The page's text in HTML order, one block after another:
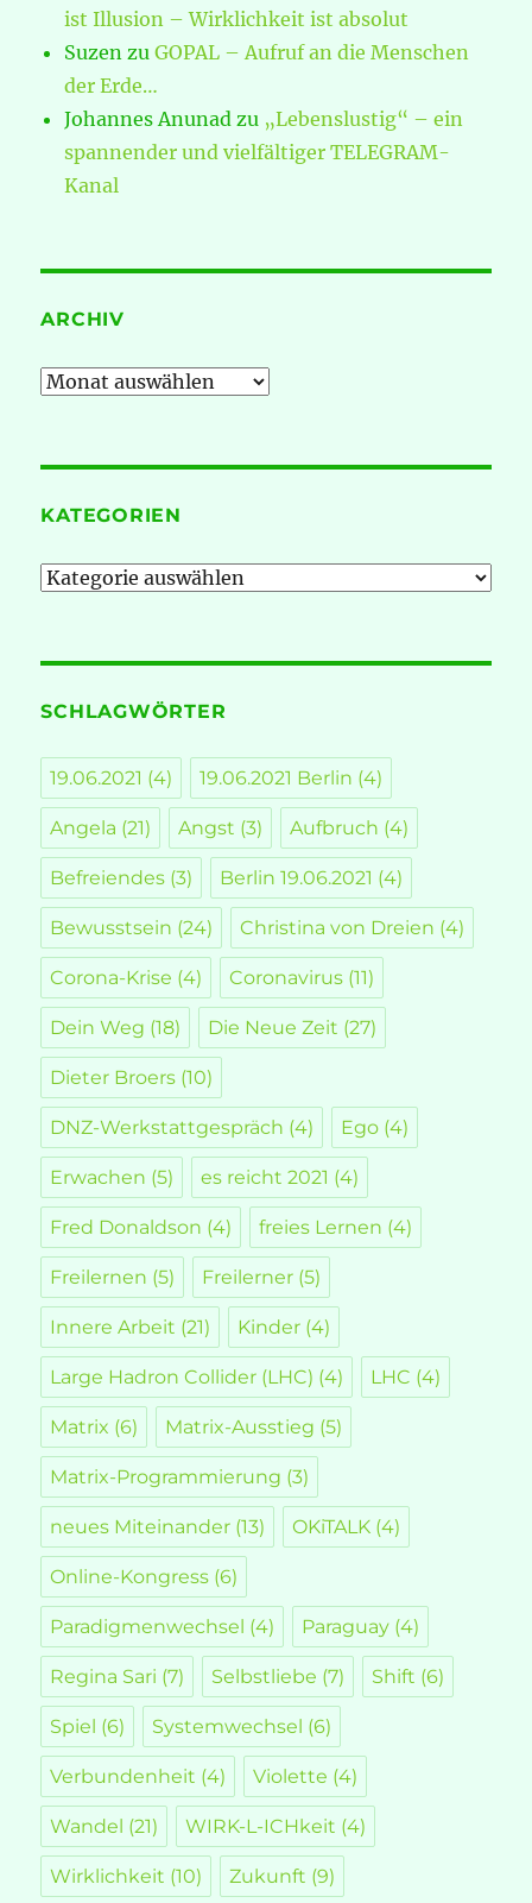
ist Illusion – Wirklichkeit ist absolut
Suzen zuGOPAL – Aufruf an die Menschen
der Erde…
Johannes Anunad zu „Lebenslustig“ – ein
spannender und vielfältiger TELEGRAM-
Kanal
ARCHIV
Archiv
KATEGORIEN
Kategorien
SCHLAGWÖRTER
19.06.2021 (4) 19.06.2021 Berlin (4)
Angela (21) Angst (3) Aufbruch (4)
Befreiendes (3) Berlin 19.06.2021 (4)
Bewusstsein (24) Christina von Dreien (4)
Corona-Krise (4) Coronavirus (11)
Dein Weg (18) Die Neue Zeit (27)
Dieter Broers (10)
DNZ-Werkstattgespräch (4) Ego (4)
Erwachen (5) es reicht 2021 (4)
Fred Donaldson (4) freies Lernen (4)
Freilernen (5) Freilerner (5)
Innere Arbeit (21) Kinder (4)
Large Hadron Collider (LHC) (4) LHC (4)
Matrix (6) Matrix-Ausstieg (5)
Matrix-Programmierung (3)
neues Miteinander (13) OKiTALK (4)
Online-Kongress (6)
Paradigmenwechsel (4) Paraguay (4)
Regina Sari (7) Selbstliebe (7) Shift (6)
Spiel (6) Systemwechsel (6)
Verbundenheit (4) Violette (4)
Wandel (21) WIRK-L-ICHkeit (4)
Wirklichkeit (10) Zukunft (9)